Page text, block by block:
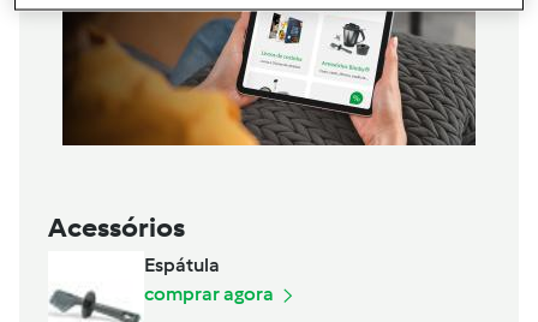
Acessórios
Espátula
comprar agora